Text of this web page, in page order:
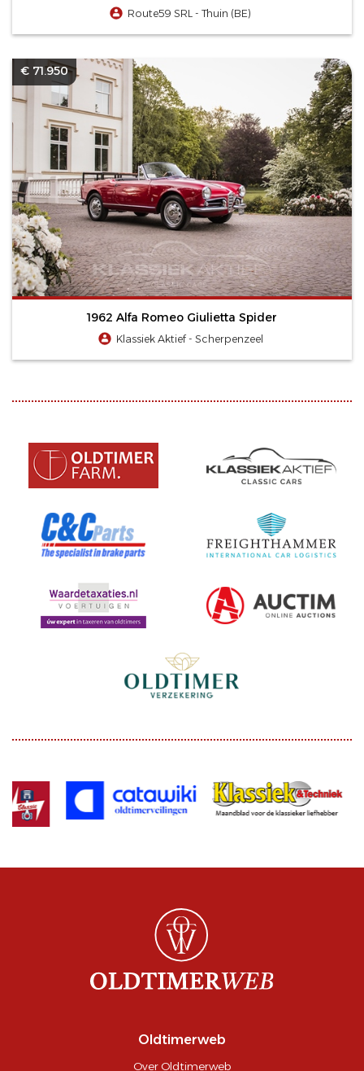
Route59 SRL - Thuin (BE)
€ 71.950
1962 Alfa Romeo Giulietta Spider
Klassiek Aktief - Scherpenzeel
Oldtimerweb
Over Oldtimerweb